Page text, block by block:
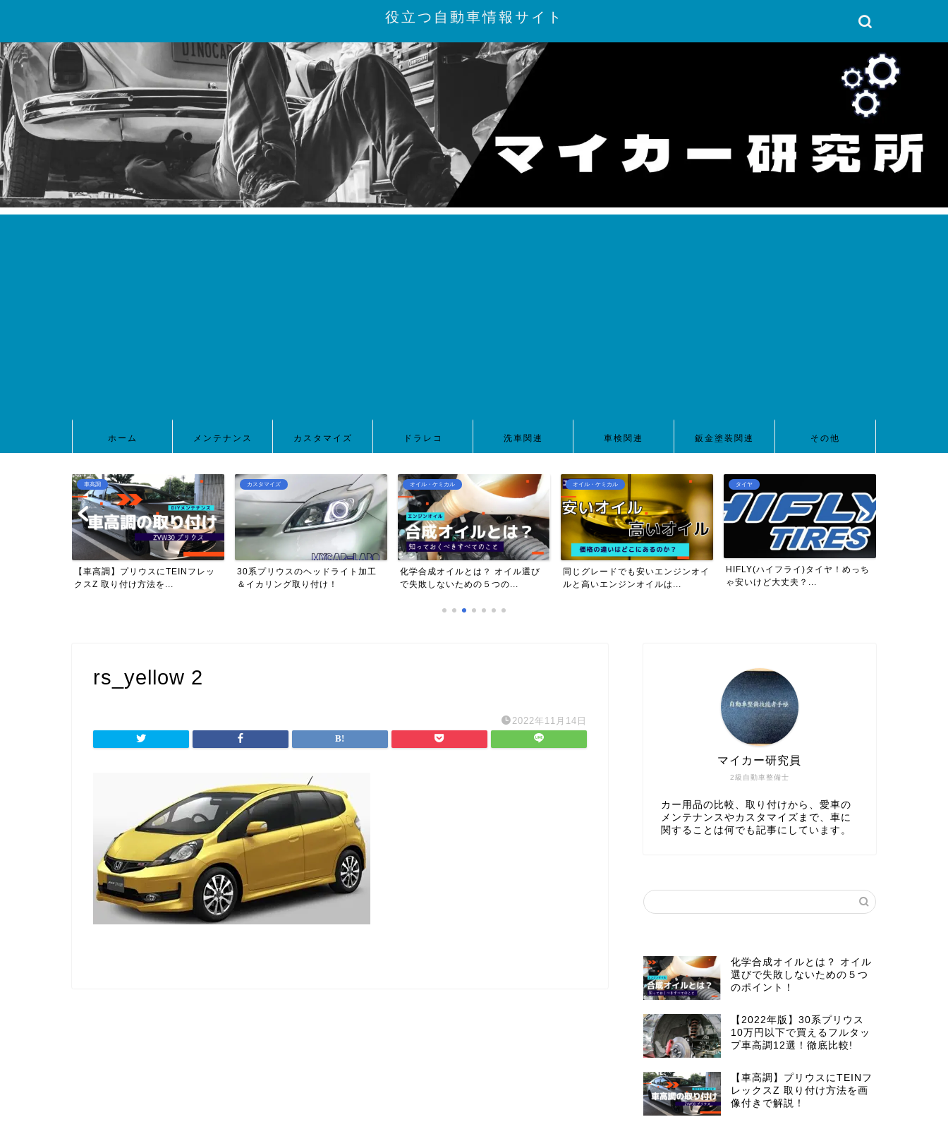
役立つ自動車情報サイト
ホーム メンテナンス カスタマイズ ドラレコ 洗車関連 車検関連 鈑金塗装関連 その他
車高調
【車高調】プリウスにTEINフレッ
クスZ 取り付け方法を...
カスタマイズ
30系プリウスのヘッドライト加工
＆イカリング取り付け！
オイル・ケミカル
化学合成オイルとは？ オイル選び
で失敗しないための５つの...
オイル・ケミカル
同じグレードでも安いエンジンオイ
ルと高いエンジンオイルは...
タイヤ
HIFLY(ハイフライ)タイヤ！めっち
ゃ安いけど大丈夫？...
rs_yellow 2
2022年11月14日
2級自動車整備士
マイカー研究員
カー用品の比較、取り付けから、愛車の
メンテナンスやカスタマイズまで、車に
関することは何でも記事にしています。
化学合成オイルとは？ オイル
選びで失敗しないための５つ
のポイント！
【2022年版】30系プリウス
10万円以下で買えるフルタッ
プ車高調12選！徹底比較!
【車高調】プリウスにTEINフ
レックスZ 取り付け方法を画
像付きで解説！